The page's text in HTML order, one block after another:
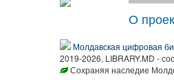
О
Молдавская цифровая
2019-2026, LIBRARY.MD -
Сохраняя наследие